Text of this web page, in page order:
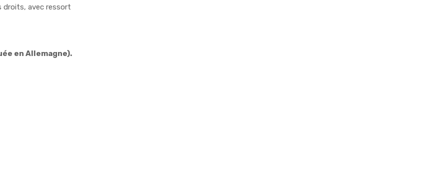
droits, avec ressort
en Allemagne).